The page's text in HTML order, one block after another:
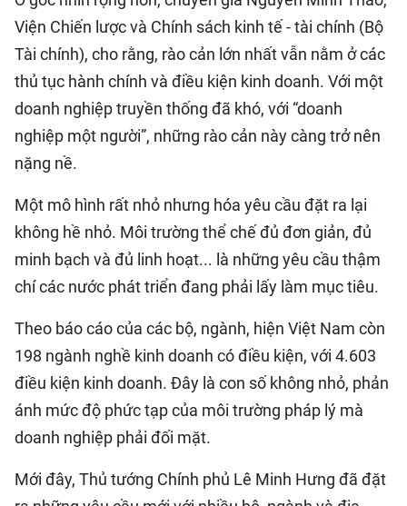
Viện Chiến lược và Chính sách kinh tế - tài chính (Bộ
Tài chính), cho rằng, rào cản lớn nhất vẫn nằm ở các
thủ tục hành chính và điều kiện kinh doanh. Với một
doanh nghiệp truyền thống đã khó, với “doanh
nghiệp một người”, những rào cản này càng trở nên
nặng nề.
Một mô hình rất nhỏ nhưng hóa yêu cầu đặt ra lại
không hề nhỏ. Môi trường thể chế đủ đơn giản, đủ
minh bạch và đủ linh hoạt... là những yêu cầu thậm
chí các nước phát triển đang phải lấy làm mục tiêu.
Theo báo cáo của các bộ, ngành, hiện Việt Nam còn
198 ngành nghề kinh doanh có điều kiện, với 4.603
điều kiện kinh doanh. Đây là con số không nhỏ, phản
ánh mức độ phức tạp của môi trường pháp lý mà
doanh nghiệp phải đối mặt.
Mới đây, Thủ tướng Chính phủ Lê Minh Hưng đã đặt